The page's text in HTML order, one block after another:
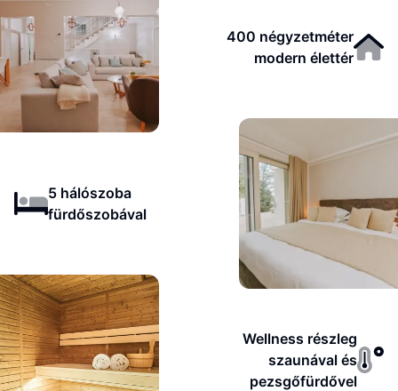
400 négyzetméter
modern élettér
5 hálószoba
fürdőszobával
Wellness részleg
szaunával és
pezsgőfürdővel